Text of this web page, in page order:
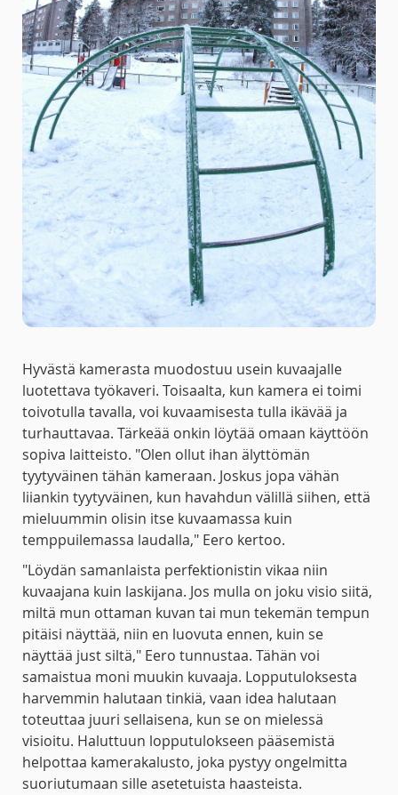
Hyvästä kamerasta muodostuu usein kuvaajalle
luotettava työkaveri. Toisaalta, kun kamera ei toimi
toivotulla tavalla, voi kuvaamisesta tulla ikävää ja
turhauttavaa. Tärkeää onkin löytää omaan käyttöön
sopiva laitteisto. "Olen ollut ihan älyttömän
tyytyväinen tähän kameraan. Joskus jopa vähän
liiankin tyytyväinen, kun havahdun välillä siihen, että
mieluummin olisin itse kuvaamassa kuin
temppuilemassa laudalla," Eero kertoo.
"Löydän samanlaista perfektionistin vikaa niin
kuvaajana kuin laskijana. Jos mulla on joku visio siitä,
miltä mun ottaman kuvan tai mun tekemän tempun
pitäisi näyttää, niin en luovuta ennen, kuin se
näyttää just siltä," Eero tunnustaa. Tähän voi
samaistua moni muukin kuvaaja. Lopputuloksesta
harvemmin halutaan tinkiä, vaan idea halutaan
toteuttaa juuri sellaisena, kun se on mielessä
visioitu. Haluttuun lopputulokseen pääsemistä
helpottaa kamerakalusto, joka pystyy ongelmitta
suoriutumaan sille asetetuista haasteista.